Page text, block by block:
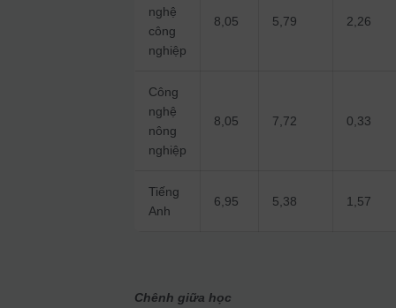
nghệ
công
nghiệp
8,05 5,79 2,26
Công
nghệ
nông
nghiệp
8,05 7,72 0,33
Tiếng
Anh
6,95 5,38 1,57
Chênh giữa học